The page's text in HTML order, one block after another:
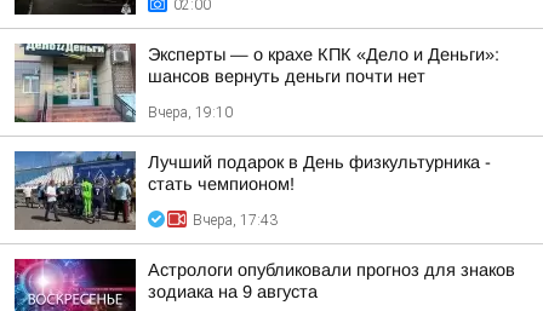
02:00
Эксперты — о крахе КПК «Дело и Деньги»:
шансов вернуть деньги почти нет
Вчера, 19:10
Лучший подарок в День физкультурника -
стать чемпионом!
Вчера, 17:43
Астрологи опубликовали прогноз для знаков
зодиака на 9 августа